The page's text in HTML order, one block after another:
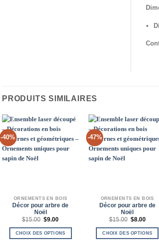
PRODUITS SIMILAIRES
-40%
Add to
Wishlist
ORNEMENTS EN BOIS
Décor pour arbre de
Noël
$15.00 Le
initial
était :
$15.00.
$9.00Le
actuel
est :
$9.00.
CHOIX DES OPTIONS
-47%
Add to
Wishlist
ORNEMENTS EN BOIS
Décor pour arbre de
Noël
$15.00 Le
initial
était :
$15.00.
$8.00Le
actuel
est :
$8.00.
CHOIX DES OPTIONS